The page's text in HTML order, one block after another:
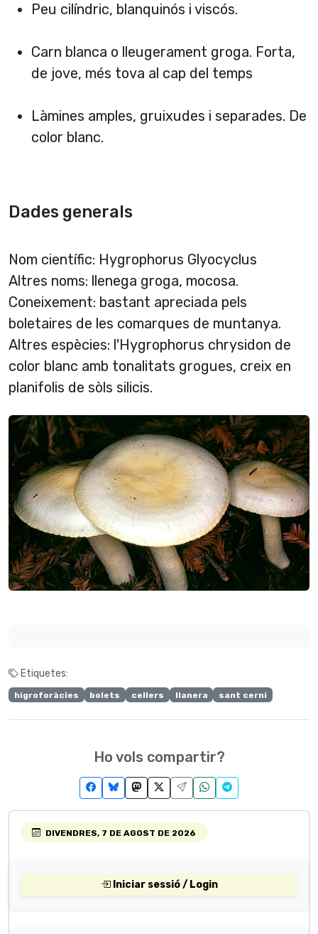
Peu cilí­ndric, blanquinós i viscós.
Carn blanca o lleugerament groga. Forta,
de jove, més tova al cap del temps
Làmines amples, gruixudes i separades. De
color blanc.
Dades generals
Nom cientí­fic: Hygrophorus Glyocyclus
Altres noms: llenega groga, mocosa.
Coneixement: bastant apreciada pels
boletaires de les comarques de muntanya.
Altres espècies: l'Hygrophorus chrysidon de
color blanc amb tonalitats grogues, creix en
planifolis de sòls silicis.
Etiquetes:
higroforàcies bolets cellers llanera sant cerni
Ho vols compartir?
DIVENDRES, 7 DE AGOST DE 2026
Iniciar sessió / Login